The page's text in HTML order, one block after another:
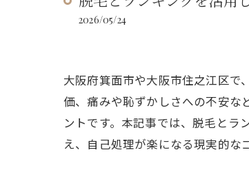
2026/05/24
大阪府箕面市や大阪市住之江区で
価、痛みや恥ずかしさへの不安な
ントです。本記事では、脱毛と
え、自己処理が楽になる現実的な